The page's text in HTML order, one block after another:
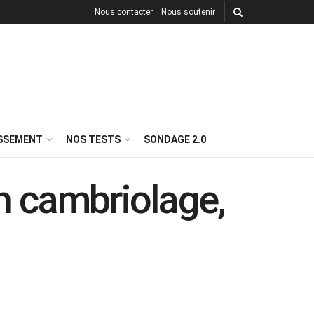
Nous contacter Nous soutenir
NOS TESTS SONDAGE 2.0
cambriolage,